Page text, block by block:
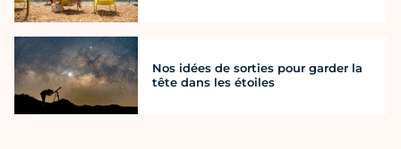
Nos idées de sorties pour garder la
tête dans les étoiles